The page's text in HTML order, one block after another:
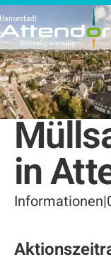
in
Informationen|